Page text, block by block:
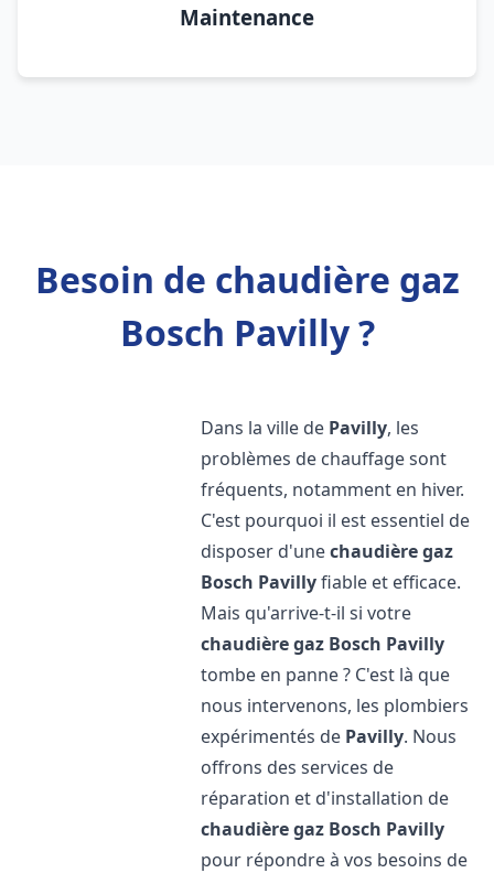
Maintenance
Besoin de chaudière gaz
Bosch Pavilly ?
Dans la ville de Pavilly, les
problèmes de chauffage sont
fréquents, notamment en hiver.
C'est pourquoi il est essentiel de
disposer d'unechaudière gaz
Bosch Pavillyfiable et efficace.
Mais qu'arrive-t-il si votre
chaudière gaz Bosch Pavilly
tombe en panne ? C'est là que
nous intervenons, les plombiers
expérimentés de Pavilly. Nous
offrons des services de
réparation et d'installation de
chaudière gaz Bosch Pavilly
pour répondre à vos besoins de